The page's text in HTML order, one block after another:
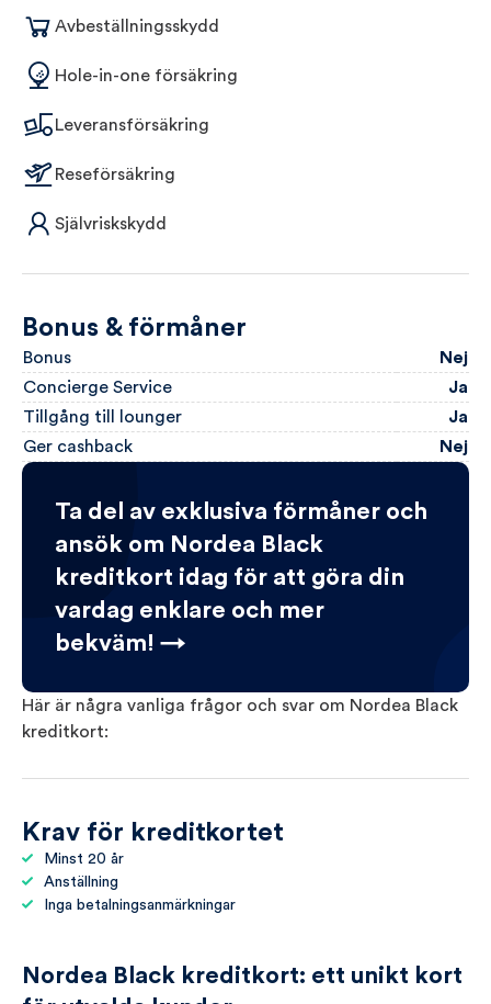
Avbeställningsskydd
Hole-in-one försäkring
Leveransförsäkring
Reseförsäkring
Självriskskydd
Bonus & förmåner
Bonus
Nej
Concierge Service
Ja
Tillgång till lounger
Ja
Ger cashback
Nej
Ta del av exklusiva förmåner och
ansök om Nordea Black
kreditkort idag för att göra din
vardag enklare och mer
bekväm! →
Här är några vanliga frågor och svar om Nordea Black
kreditkort:
Krav för kreditkortet
Minst 20 år
Anställning
Inga betalningsanmärkningar
Nordea Black kreditkort: ett unikt kort